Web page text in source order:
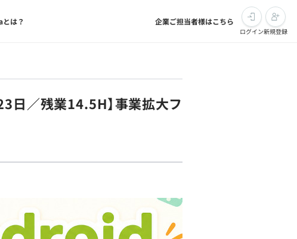
は？ 企業ご担当者様はこちら
ログイン新規登録
日／残業14.5H】事業拡大フ